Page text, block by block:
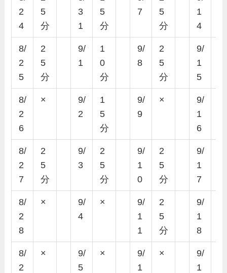
2
4
5
分
3
1
5
分
7
5
分
1
4
8/
2
5
2
5
分
9/
1
1
0
分
9/
8
2
5
分
9/
1
5
8/
2
6
×
9/
2
1
5
分
9/
9
×
9/
1
6
8/
2
7
2
5
分
9/
3
2
5
分
9/
1
0
2
5
分
9/
1
7
8/
2
8
×
9/
4
×
9/
1
1
2
5
分
9/
1
8
8/
2
×
9/
5
×
9/
1
×
9/
1